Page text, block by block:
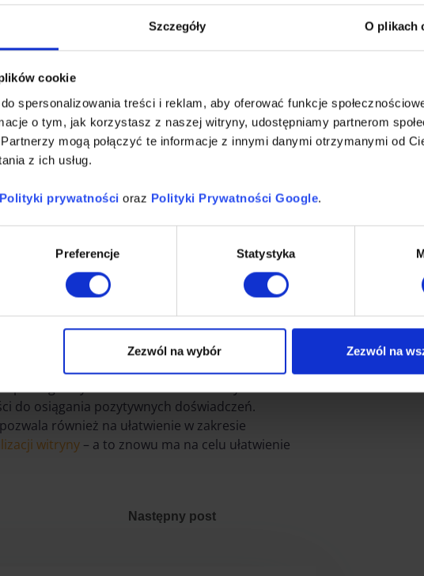
Szczegóły O plikach
cookie
spersonalizowania treści i reklam, aby oferować funkcje
o tym, jak korzystasz z naszej witryny, udostępniamy partnerom
mogą połączyć te informacje z innymi danymi otrzymanymi od
z ich usług.
Polityki prywatności oraz Polityki Prywatności Google.
Preferencje Statystyka
Zezwól na wybór Zezwól na
informacji
internetowej wymaga dokonania co najmniej
i struktury zapewniające użytkownikom
które mogą znacząco wpływać na
wspominaliśmy o zależności między
of foreign policy. I mean architect as in the
to make something work — the
policy that informs because it is clear”.
Architects (1997).)
z konkurencją. Użytkownicy, którzy
znaleźć tego, czego szukają –
stronę i spróbują znaleźć to, czego potrzebują, w
pomaga użytkownikom w komfortowym
do osiągania pozytywnych doświadczeń.
również na ułatwienie w zakresie
witryny – a to znowu ma na celu ułatwienie
Następny post